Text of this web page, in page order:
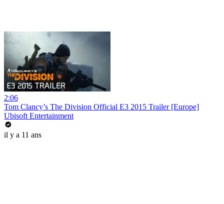
2:06
Tom Clancy’s The Division Official E3 2015 Trailer [Europe]
Ubisoft Entertainment
il y a 11 ans